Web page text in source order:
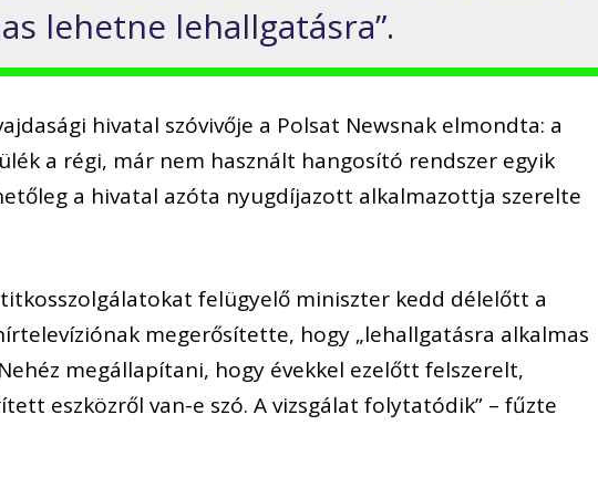
lehetne lehallgatásra”.
hivatal szóvivője a Polsat Newsnak elmondta: a
a régi, már nem használt hangosító rendszer egyik
a hivatal azóta nyugdíjazott alkalmazottja szerelte
felügyelő miniszter kedd délelőtt a
megerősítette, hogy „lehallgatásra alkalmas
megállapítani, hogy évekkel ezelőtt felszerelt,
eszközről van-e szó. A vizsgálat folytatódik” – fűzte